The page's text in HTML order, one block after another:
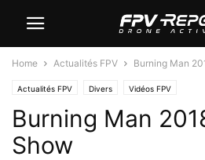
Home Actualités FPV Burning Man
Actualités FPV Divers Vidéos FPV
Burning Man
Show